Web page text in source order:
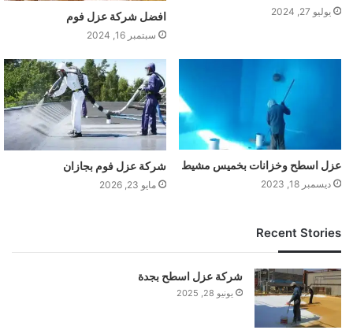
يوليو 27, 2024 افضل شركة عزل فوم
سبتمبر 16, 2024
عزل اسطح وخزانات بخميس مشيط
ديسمبر 18, 2023
شركة عزل فوم بجازان
مايو 23, 2026
Recent Stories
شركة عزل اسطح بجدة
يونيو 28, 2025